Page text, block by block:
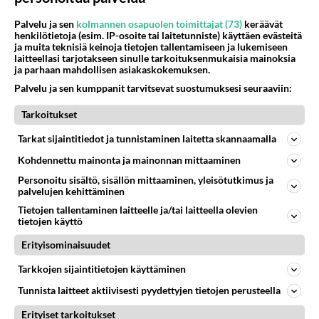
Kommentoi aloitusta...
Ketjusta on poistettu0sääntöjenvastaista viestiä.
Takaisin ylös
LUETUIMMAT KESKUSTELUT
Jos SDP ei voita reilusti, persut kumoavat demokratian Suomesta
06.08.2026 09:02
Maailman menoa
571
1387
Anteeksi arkuuteni
Olen säälittävä, mitä tulee sinun kohtaamiseen. Tunnen vaan itseni todella epävarmaksi sun kanssa. Jos minun olisi pitän
06.08.2026 16:54
Ikävä
743
470
Palvelu ja sen kolmannen osapuolen toimittajat (73) keräävät
henkilötietoja (esim. IP-osoite tai laitetunniste) käyttäen evästeitä
ja muita teknisiä keinoja tietojen tallentamiseen ja lukemiseen
laitteellasi tarjotakseen sinulle tarkoituksenmukaisia mainoksia
ja parhaan mahdollisen asiakaskokemuksen.
Palvelu ja sen kumppanit tarvitsevat suostumuksesi seuraaviin:
Tarkoitukset
Tarkat sijaintitiedot ja tunnistaminen laitetta skannaamalla
Kohdennettu mainonta ja mainonnan mittaaminen
Personoitu sisältö, sisällön mittaaminen, yleisötutkimus ja
palvelujen kehittäminen
Tietojen tallentaminen laitteelle ja/tai laitteella olevien
tietojen käyttö
Erityisominaisuudet
Tarkkojen sijaintitietojen käyttäminen
Tunnista laitteet aktiivisesti pyydettyjen tietojen perusteella
Erityiset tarkoitukset